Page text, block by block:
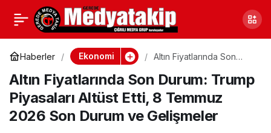
Haberler Ekonomi
Altın Fiyatlarında Son
Altüst Etti, 8 Temmuz
2026 Son Durum ve
Gelişmeler
Altın Fiyatlarında Son Durum: Trump
Piyasaları Altüst Etti, 8 Temmuz
2026 Son Durum ve Gelişmeler
Motorine Zam Geldi!
Mazot Fiyatlarında Son
Durum Ne? 8 Temmuz
2026 Akaryakıt Fiyatları
Paylaş